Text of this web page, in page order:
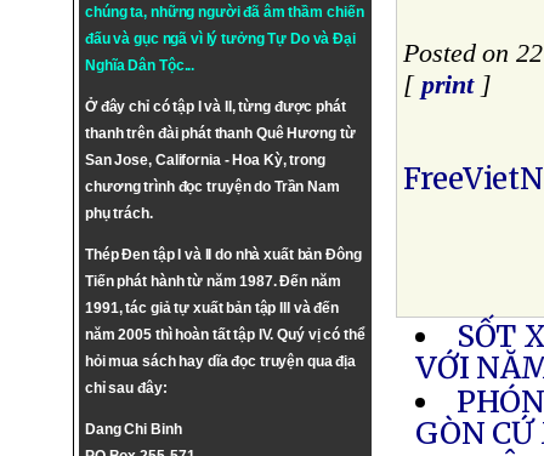
chúng ta, những người đã âm thầm chiến
đấu và gục ngã vì lý tưởngTự DovàĐại
Nghĩa Dân Tộc...
Ở đây chỉ có tập I và II, từng được phát
thanh trên đài phát thanh Quê Hương từ
San Jose, California - Hoa Kỳ, trong
chương trình đọc truyện do Trần Nam
phụ trách.
Thép Đen tập I và II do nhà xuất bản Đông
Tiến phát hành từ năm 1987. Đến năm
1991, tác giả tự xuất bản tập III và đến
năm 2005 thì hoàn tất tập IV. Quý vị có thể
hỏi mua sách hay dĩa đọc truyện qua địa
chỉ sau đây:
Dang Chi Binh
Posted on
[ print]
SỐT
VỚI
GÒN